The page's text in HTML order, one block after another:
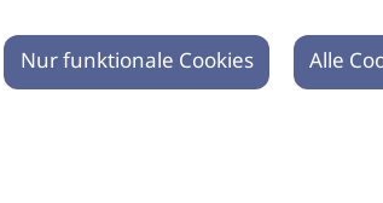
Nur funktionale Cookies Alle